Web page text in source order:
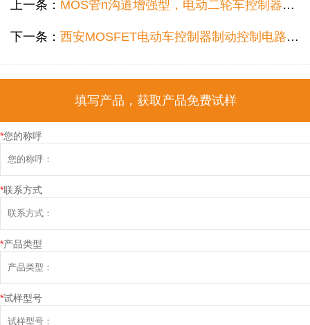
上一条： MOS管n沟道增强型，电动二轮车控制器常用n沟道增强型MOS管代理商批发哪个好？
下一条： 西安MOSFET电动车控制器制动控制电路选型，电动车控制器制动控制电路MOSFET现货哪个好？
填写产品，获取产品免费试样
*您的称呼
*联系方式
*产品类型
*试样型号